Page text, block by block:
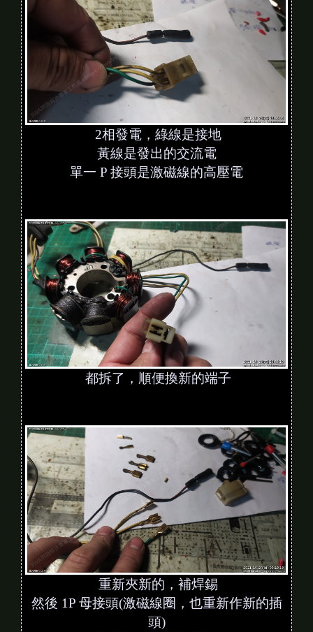
2相發電，綠線是接地
黃線是發出的交流電
單一 P 接頭是激磁線的高壓電
都拆了，順便換新的端子
重新夾新的，補焊錫
然後 1P 母接頭(激磁線圈，也重新作新的插
頭)